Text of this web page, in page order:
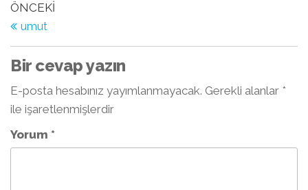
Yazı
dolaşımı
Önceki
Yazı
ÖNCEKI
umut
Bir cevap yazın
E-posta hesabınız yayımlanmayacak. Gerekli alanlar *
ile işaretlenmişlerdir
Yorum *